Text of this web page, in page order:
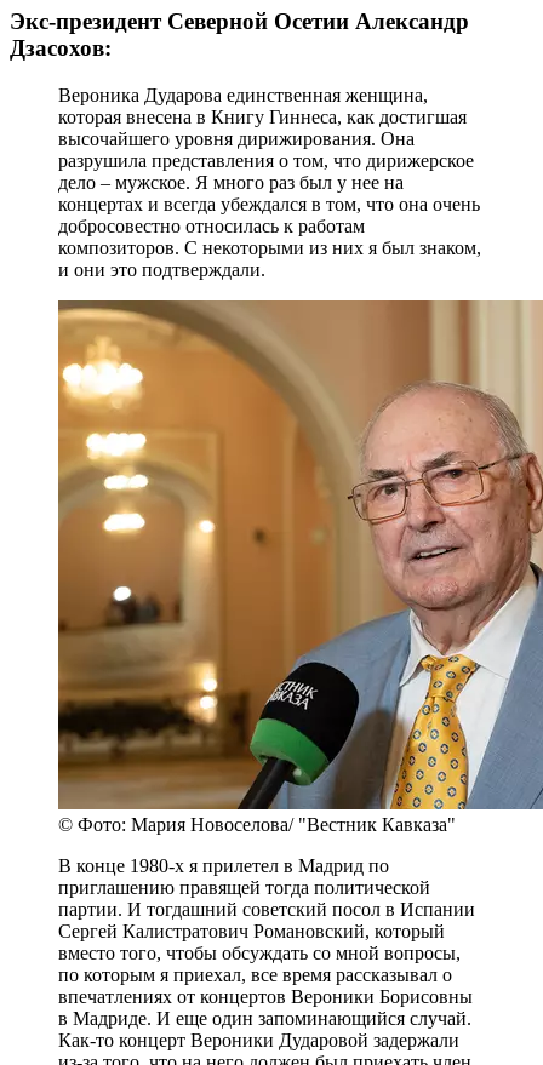
Экс-президент Северной Осетии Александр
Дзасохов:
Вероника Дударова единственная женщина,
которая внесена в Книгу Гиннеса, как достигшая
высочайшего уровня дирижирования. Она
разрушила представления о том, что дирижерское
дело – мужское. Я много раз был у нее на
концертах и всегда убеждался в том, что она очень
добросовестно относилась к работам
композиторов. С некоторыми из них я был знаком,
и они это подтверждали.
© Фото: Мария Новоселова/ "Вестник Кавказа"
В конце 1980-х я прилетел в Мадрид по
приглашению правящей тогда политической
партии. И тогдашний советский посол в Испании
Сергей Калистратович Романовский, который
вместо того, чтобы обсуждать со мной вопросы,
по которым я приехал, все время рассказывал о
впечатлениях от концертов Вероники Борисовны
в Мадриде. И еще один запоминающийся случай.
Как-то концерт Вероники Дударовой задержали